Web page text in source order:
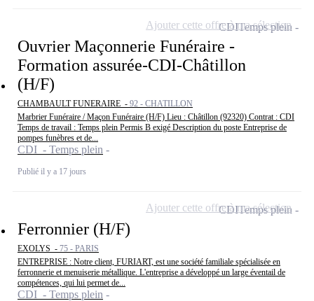
Ouvrier Maçonnerie Funéraire -
Formation assurée-CDI-Châtillon
(H/F)
CHAMBAULT FUNERAIRE - 92 - CHATILLON
Marbrier Funéraire / Maçon Funéraire (H/F) Lieu : Châtillon (92320) Contrat : CDI
Temps de travail : Temps plein Permis B exigé Description du poste Entreprise de
pompes funèbres et de...
CDI - Temps plein
Publié il y a 17 jours
CDITemps plein
Ajouter cette offre à ma sélection
Ferronnier (H/F)
EXOLYS - 75 - PARIS
ENTREPRISE : Notre client, FURIART, est une société familiale spécialisée en
ferronnerie et menuiserie métallique. L'entreprise a développé un large éventail de
compétences, qui lui permet de...
CDI - Temps plein
CDITemps plein
Ajouter cette offre à ma sélection